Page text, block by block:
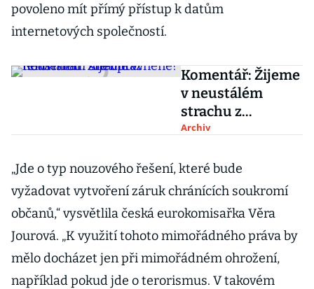
povoleno mít přímý přístup k datům
internetových společností.
Komentář: Žijeme
v neustálém
strachu z
terorismu. Ale
Archiv
„Jde o typ nouzového řešení, které bude
vyžadovat vytvoření záruk chránících soukromí
občanů,“ vysvětlila česká eurokomisařka Věra
Jourová. „K využití tohoto mimořádného práva by
mělo docházet jen při mimořádném ohrožení,
například pokud jde o terorismus. V takovém